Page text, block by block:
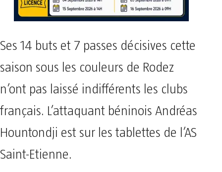
Ses 14 buts et 7 passes décisives cette
saison sous les couleurs de Rodez
n’ont pas laissé indifférents les clubs
français. L’attaquant béninois Andréas
Hountondji est sur les tablettes de l’AS
Saint-Etienne.